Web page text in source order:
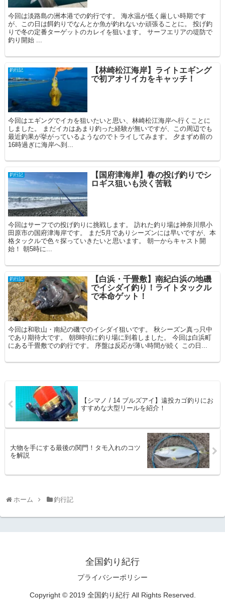
今回は淡路島の洲本港での釣行です。 海水温が低く厳しい時期です
が、この日は餌釣りでなんとか魚が釣れないか頑張ることに。 投げ釣
りで冬の定番ターゲットのカレイを狙います。 サーフエリアの堤防で
釣り開始 ...
釣行記
【林崎松江海岸】ライトエギング
で初アオリイカをキャッチ！
今回はエギングでイカを狙いたいと思い、林崎松江海岸へ行くことに
しました。 まだイカはあまり釣った経験が無いですが、この周辺でも
最近釣果が挙がっているようなのでトライしてみます。 夕まずめ前の
16時過ぎに海岸へ到...
釣行記
【国府津海岸】春の投げ釣りでシ
ロギス狙いも渋く苦戦
今回はサーフでの投げ釣りに挑戦します。 訪れた釣り場は神奈川県小
田原市の国府津海岸です。 まだ5月でありシーズンには早いですが、本
格タックルで色々探っていきたいと思います。 朝一からキャスト開
始！ 朝5時に...
釣行記
【白浜・千畳敷】南紀白浜の地磯
でイシダイ釣り！ライトタックル
で本命ゲット！
今回は和歌山・南紀の磯でのイシダイ狙いです。 秋シーズン真っ只中
であり期待大です。 朝8時頃に釣り場に到着しました。 今回は白浜町
にある千畳敷での釣行です。 序盤は反応が薄い時間が続く この日...
【シマノ / 14 ブルズアイ】遠投カゴ釣りにお
すすめな大型リールを紹介！
大物を手にする最後の関門！タモ入れのコツ
を解説
ホーム 釣行記
全国釣り紀行
プライバシーポリシー
Copyright © 2019 全国釣り紀行 All Rights Reserved.